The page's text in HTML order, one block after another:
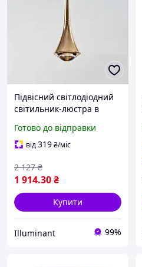
Підвісний світлодіодний
світильник-люстра в
Готово до відправки
від319₴/міс
1 914.30₴
2 127 ₴
Купити
Illuminant 99%